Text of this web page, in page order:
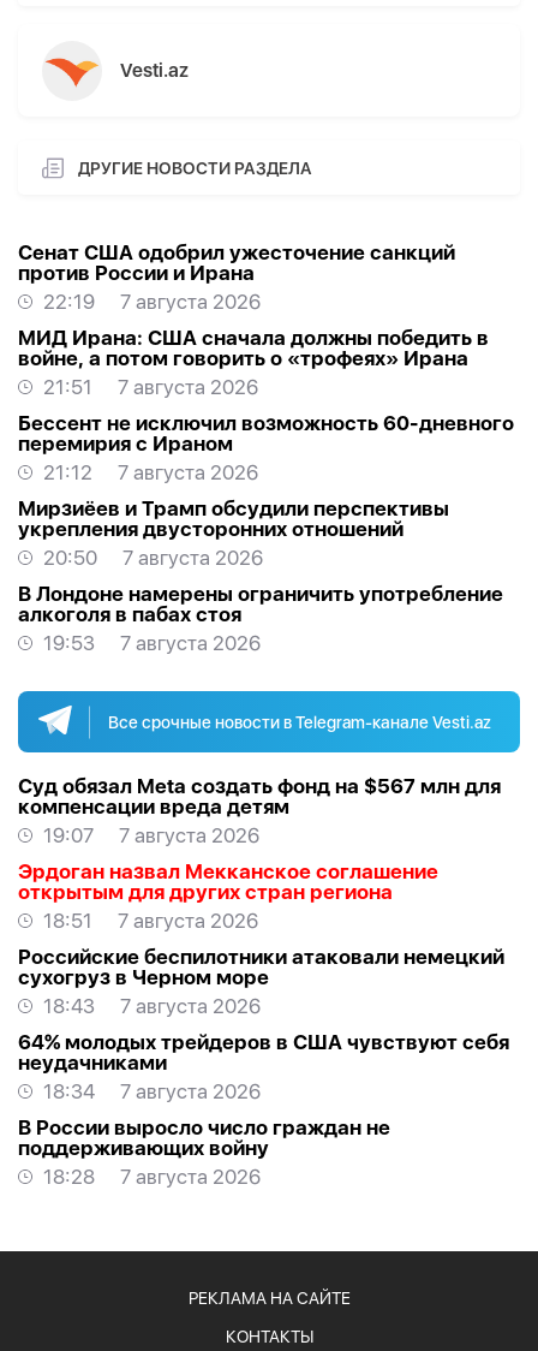
Vesti.az
ДРУГИЕ НОВОСТИ РАЗДЕЛА
Сенат США одобрил ужесточение санкций
против России и Ирана
22:19
7 августа 2026
МИД Ирана: США сначала должны победить в
войне, а потом говорить о «трофеях» Ирана
21:51
7 августа 2026
Бессент не исключил возможность 60-дневного
перемирия с Ираном
21:12
7 августа 2026
Мирзиёев и Трамп обсудили перспективы
укрепления двусторонних отношений
20:50
7 августа 2026
В Лондоне намерены ограничить употребление
алкоголя в пабах стоя
19:53
7 августа 2026
Все срочные новости в Telegram-канале Vesti.az
Суд обязал Meta создать фонд на $567 млн для
компенсации вреда детям
19:07
7 августа 2026
Эрдоган назвал Мекканское соглашение
открытым для других стран региона
18:51
7 августа 2026
Российские беспилотники атаковали немецкий
сухогруз в Черном море
18:43
7 августа 2026
64% молодых трейдеров в США чувствуют себя
неудачниками
18:34
7 августа 2026
В России выросло число граждан не
поддерживающих войну
18:28
7 августа 2026
РЕКЛАМА НА САЙТЕ
КОНТАКТЫ